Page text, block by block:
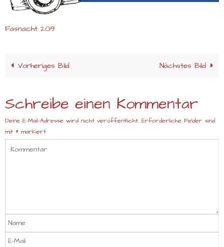
Fasnacht 2019
Vorheriges Bild Nächstes Bild
Schreibe einen Kommentar
Deine E-Mail-Adresse wird nicht veröffentlicht. Erforderliche Felder sind
mit * markiert